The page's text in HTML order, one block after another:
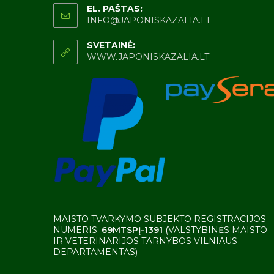
EL. PAŠTAS:
INFO@JAPONISKAZALIA.LT
SVETAINĖ:
WWW.JAPONISKAZALIA.LT
MAISTO TVARKYMO SUBJEKTO REGISTRACIJOS
NUMERIS: 69MTSPĮ-1391 (VALSTYBINĖS MAISTO
IR VETERINARIJOS TARNYBOS VILNIAUS
DEPARTAMENTAS)